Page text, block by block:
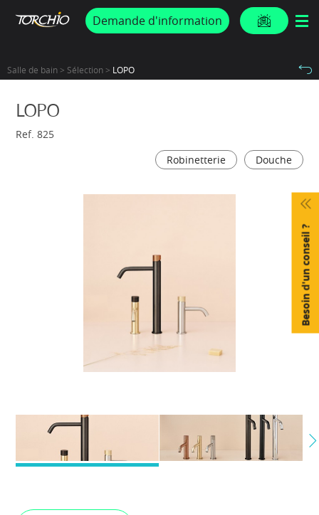
PROMOS & ACTUSDemande d'information
Salle de bain > Sélection > LOPO
Besoin d'un conseil ?
LOPO
Ref. 825
Robinetterie
Douche